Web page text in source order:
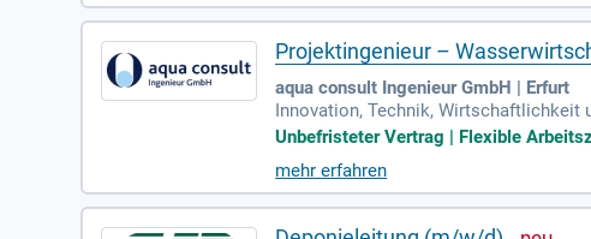
Projektingenieur –
aqua consult Ingenieur GmbH | Erfurt
Innovation, Technik, Wirtschaftlichkeit
tschaft (m/w/d): Niederlassung Erfurt;
Unbefristeter Vertrag | Flexible
mehr erfahren